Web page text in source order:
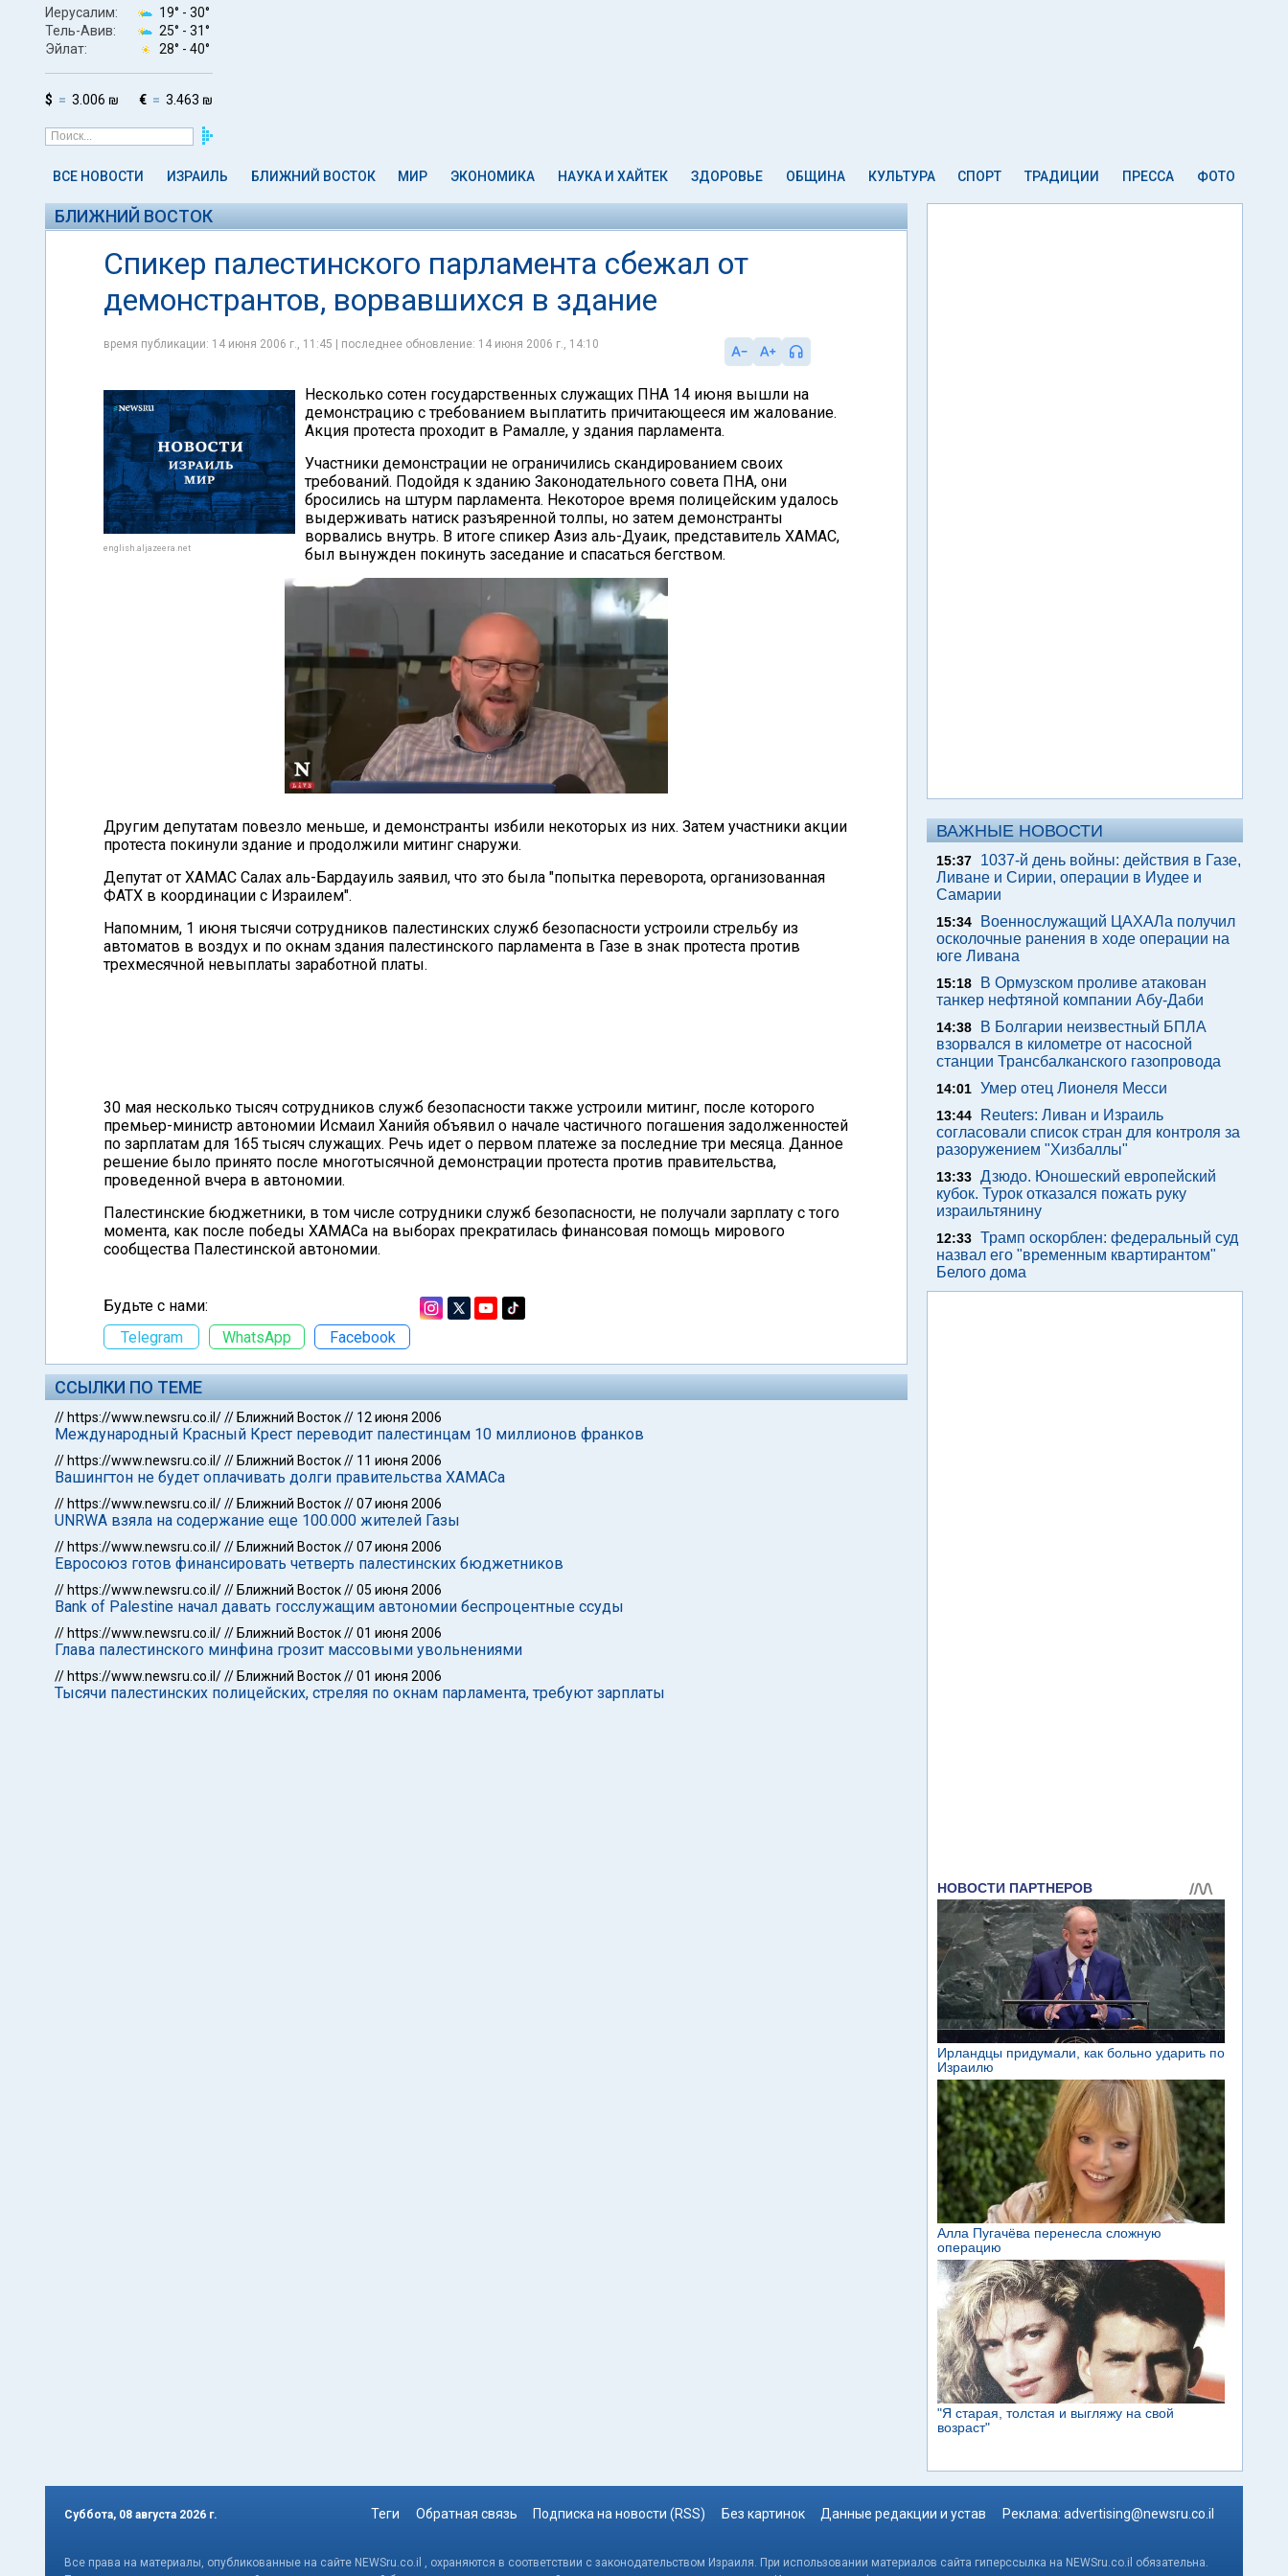
Иерусалим: 19° - 30°
Тель-Авив:
25° - 31°
Эйлат:
28° - 40°
$ 3.006 ₪ € 3.463 ₪
ВСЕ НОВОСТИ ИЗРАИЛЬ БЛИЖНИЙ ВОСТОК МИР ЭКОНОМИКА НАУКА И ХАЙТЕК ЗДОРОВЬЕ ОБЩИНА КУЛЬТУРА СПОРТ ТРАДИЦИИ ПРЕССА ФОТО
БЛИЖНИЙ ВОСТОК
Спикер палестинского парламента сбежал от
демонстрантов, ворвавшихся в здание
время публикации: 14 июня 2006 г., 11:45 | последнее обновление: 14 июня 2006 г., 14:10
english.aljazeera.net
Несколько сотен государственных служащих ПНА 14 июня вышли на
демонстрацию с требованием выплатить причитающееся им жалование.
Акция протеста проходит в Рамалле, у здания парламента.
Участники демонстрации не ограничились скандированием своих
требований. Подойдя к зданию Законодательного совета ПНА, они
бросились на штурм парламента. Некоторое время полицейским удалось
выдерживать натиск разъяренной толпы, но затем демонстранты
ворвались внутрь. В итоге спикер Азиз аль-Дуаик, представитель ХАМАС,
был вынужден покинуть заседание и спасаться бегством.
Другим депутатам повезло меньше, и демонстранты избили некоторых из них. Затем участники акции
протеста покинули здание и продолжили митинг снаружи.
Депутат от ХАМАС Салах аль-Бардауиль заявил, что это была "попытка переворота, организованная
ФАТХ в координации с Израилем".
Напомним, 1 июня тысячи сотрудников палестинских служб безопасности устроили стрельбу из
автоматов в воздух и по окнам здания палестинского парламента в Газе в знак протеста против
трехмесячной невыплаты заработной платы.
30 мая несколько тысяч сотрудников служб безопасности также устроили митинг, после которого
премьер-министр автономии Исмаил Ханийя объявил о начале частичного погашения задолженностей
по зарплатам для 165 тысяч служащих. Речь идет о первом платеже за последние три месяца. Данное
решение было принято после многотысячной демонстрации протеста против правительства,
проведенной вчера в автономии.
Палестинские бюджетники, в том числе сотрудники служб безопасности, не получали зарплату с того
момента, как после победы ХАМАСа на выборах прекратилась финансовая помощь мирового
сообщества Палестинской автономии.
Будьте с нами:
Telegram
WhatsApp Facebook
ССЫЛКИ ПО ТЕМЕ
// https://www.newsru.co.il/// Ближний Восток// 12 июня 2006
Международный Красный Крест переводит палестинцам 10 миллионов франков
// https://www.newsru.co.il/// Ближний Восток// 11 июня 2006
Вашингтон не будет оплачивать долги правительства ХАМАСа
// https://www.newsru.co.il/// Ближний Восток//07 июня 2006
UNRWA взяла на содержание еще 100.000 жителей Газы
// https://www.newsru.co.il/// Ближний Восток//07 июня 2006
Евросоюз готов финансировать четверть палестинских бюджетников
// https://www.newsru.co.il/// Ближний Восток//05 июня 2006
Bank of Palestine начал давать госслужащим автономии беспроцентные ссуды
// https://www.newsru.co.il/// Ближний Восток//01 июня 2006
Глава палестинского минфина грозит массовыми увольнениями
// https://www.newsru.co.il/// Ближний Восток//01 июня 2006
Тысячи палестинских полицейских, стреляя по окнам парламента, требуют зарплаты
ВАЖНЫЕ НОВОСТИ
15:37
1037-й день войны: действия в Газе,
Ливане и Сирии, операции в Иудее и
Самарии
15:34
Военнослужащий ЦАХАЛа получил
осколочные ранения в ходе операции на
юге Ливана
15:18
В Ормузском проливе атакован
танкер нефтяной компании Абу-Даби
14:38
В Болгарии неизвестный БПЛА
взорвался в километре от насосной
станции Трансбалканского газопровода
14:01 Умер отец Лионеля Месси
13:44
Reuters: Ливан и Израиль
согласовали список стран для контроля за
разоружением "Хизбаллы"
13:33 Дзюдо. Юношеский европейский
кубок. Турок отказался пожать руку
израильтянину
12:33 Трамп оскорблен: федеральный суд
назвал его "временным квартирантом"
Белого дома
Суббота, 08 августа 2026 г. Теги Обратная связь Подписка на новости (RSS) Без картинок Данные редакции и устав Реклама: advertising@newsru.co.il
Все права на материалы, опубликованные на сайте NEWSru.co.il , охраняются в соответствии с законодательством Израиля. При использовании материалов сайта гиперссылка на NEWSru.co.il обязательна.